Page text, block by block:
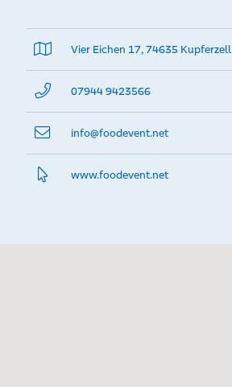
Vier Eichen 17, 74635 Kupferzell
07944 9423566
info@­foodevent.net
www.­foodevent.­net